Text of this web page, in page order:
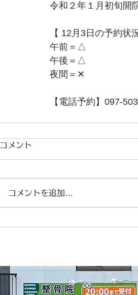
令和２年１月初旬開
【 12月3日の予約状
午前＝△
午後＝△
夜間＝✕
【電話予約】097-
コメント
コメントを追加…